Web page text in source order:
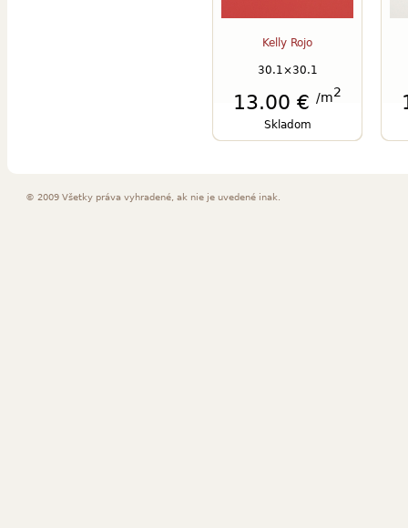
Kelly Rojo
30.1×30.1
13.00 € /m2
Skladom
© 2009 Všetky práva vyhradené, ak nie je uvedené inak.